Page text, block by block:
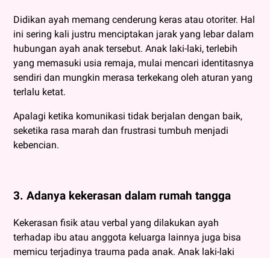
Didikan ayah memang cenderung keras atau otoriter. Hal
ini sering kali justru menciptakan jarak yang lebar dalam
hubungan ayah anak tersebut. Anak laki-laki, terlebih
yang memasuki usia remaja, mulai mencari identitasnya
sendiri dan mungkin merasa terkekang oleh aturan yang
terlalu ketat.
Apalagi ketika komunikasi tidak berjalan dengan baik,
seketika rasa marah dan frustrasi tumbuh menjadi
kebencian.
3. Adanya kekerasan dalam rumah tangga
Kekerasan fisik atau verbal yang dilakukan ayah
terhadap ibu atau anggota keluarga lainnya juga bisa
memicu terjadinya trauma pada anak. Anak laki-laki